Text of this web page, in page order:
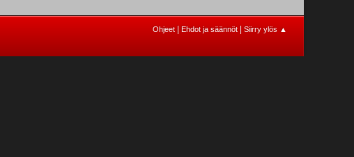
Ohjeet Ehdot ja säännöt Siirry ylös ▲